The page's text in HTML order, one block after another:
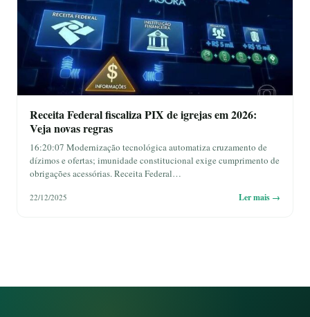
Receita Federal fiscaliza PIX de igrejas em 2026:
Veja novas regras
16:20:07 Modernização tecnológica automatiza cruzamento de
dízimos e ofertas; imunidade constitucional exige cumprimento de
obrigações acessórias. Receita Federal…
22/12/2025 Ler mais →